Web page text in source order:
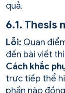
quả.
6.1. Thesis
Lỗi: Quan
đến bài viết
Cách khắc
trực tiếp thể
phần nào